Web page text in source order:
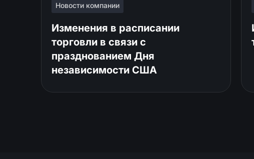
Новости компании
Изменения в расписании
торговли в связи с
празднованием Дня
независимости США